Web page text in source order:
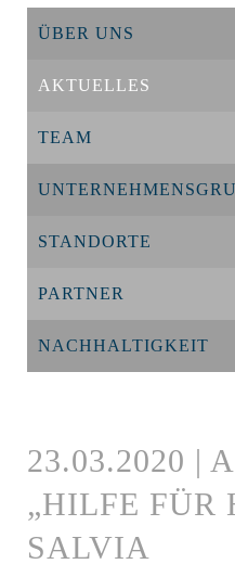
ÜBER UNS
AKTUELLES
TEAM
STANDORTE
PARTNER
NACHHALTIGKEIT
23.03.2020 |
„HILFE FÜR
SALVIA